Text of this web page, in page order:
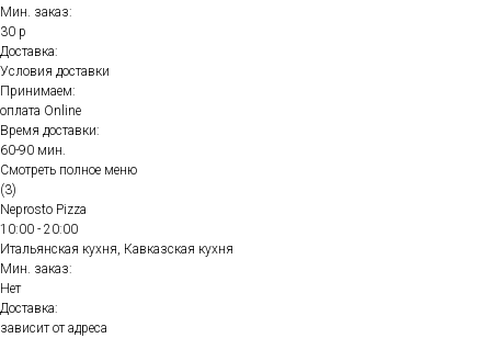
Мин. заказ:
30 р
Доставка:
Условия доставки
Принимаем:
оплата Online
Время доставки:
60-90 мин.
Смотреть полное меню
(3)
Neprosto Pizza
10:00 - 20:00
Итальянская кухня, Кавказская кухня
Мин. заказ:
Нет
Доставка:
зависит от адреса